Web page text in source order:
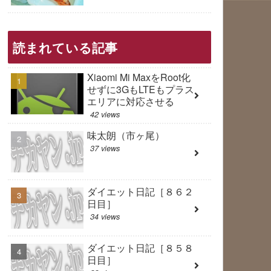
読まれている記事
Xiaomi Mi MaxをRoot化
せずに3GもLTEもプラス
エリアに対応させる
42 views
味太朗（市ヶ尾）
37 views
ダイエット日記［８６２
日目］
34 views
ダイエット日記［８５８
日目］